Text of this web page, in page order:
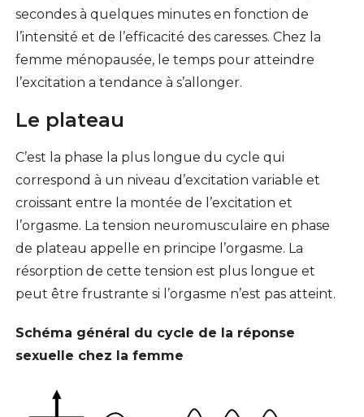
secondes à quelques minutes en fonction de
l’intensité et de l’efficacité des caresses. Chez la
femme ménopausée, le temps pour atteindre
l’excitation a tendance à s’allonger.
Le plateau
C’est la phase la plus longue du cycle qui
correspond à un niveau d’excitation variable et
croissant entre la montée de l’excitation et
l’orgasme. La tension neuromusculaire en phase
de plateau appelle en principe l’orgasme. La
résorption de cette tension est plus longue et
peut être frustrante si l’orgasme n’est pas atteint.
Schéma général du cycle de la réponse
sexuelle chez la femme